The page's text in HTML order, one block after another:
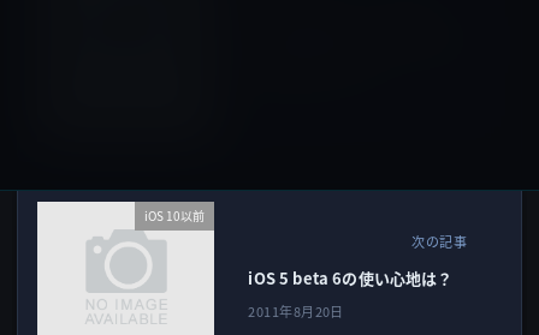
iOS 10以前
次の記事
iOS 5 beta 6の使い心地は？
2011年8月20日